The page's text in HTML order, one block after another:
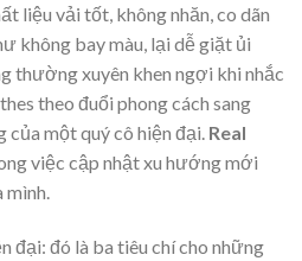
liệu vải tốt, không nhăn, co dãn
không bay màu, lại dễ giặt ủi
thường xuyên khen ngợi khi nhắc
theo đuổi phong cách sang
của một quý cô hiện đại. Real
việc cập nhật xu hướng mới
đại: đó là ba tiêu chí cho những